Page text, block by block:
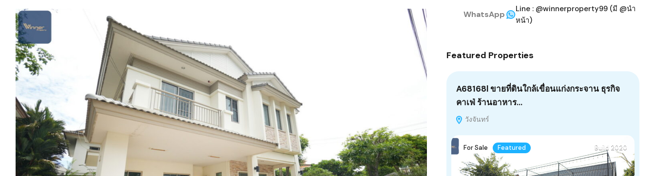
WhatsApp
Line : @winnerproperty99 (มี @นำ
หน้า)
Featured Properties
A68168l ขายที่ดินใกล้เขื่อนแก่งกระจาน ธุรกิจ
คาเฟ่ ร้านอาหาร…
วังจันทร์
For Sale Featured Build 2020